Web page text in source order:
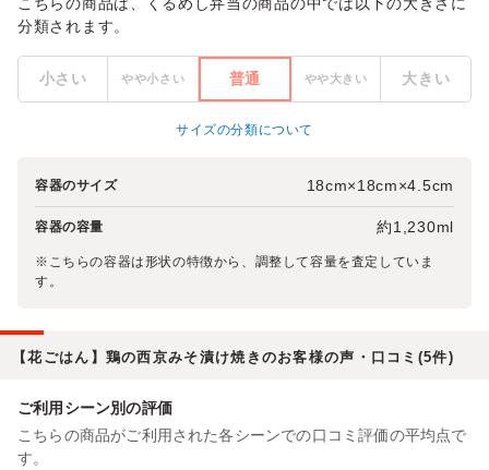
分類されます。
小さい やや小さい 普通 やや大きい 大きい
サイズの分類について
容器のサイズ 18cm×18cm×4.5cm
容器の容量 約1,230ml
※こちらの容器は形状の特徴から、調整して容量を査定していま
す。
【花ごはん】鶏の西京みそ漬け焼きのお客様の声・口コミ(5件)
ご利用シーン別の評価
こちらの商品がご利用された各シーンでの口コミ評価の平均点で
す。